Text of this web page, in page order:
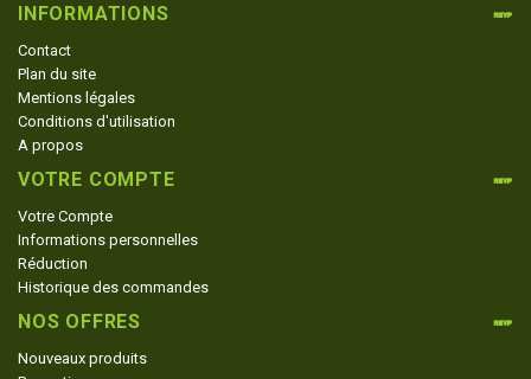
INFORMATIONS
Contact
Plan du site
Mentions légales
Conditions d'utilisation
A propos
VOTRE COMPTE
Votre Compte
Informations personnelles
Réduction
Historique des commandes
NOS OFFRES
Nouveaux produits